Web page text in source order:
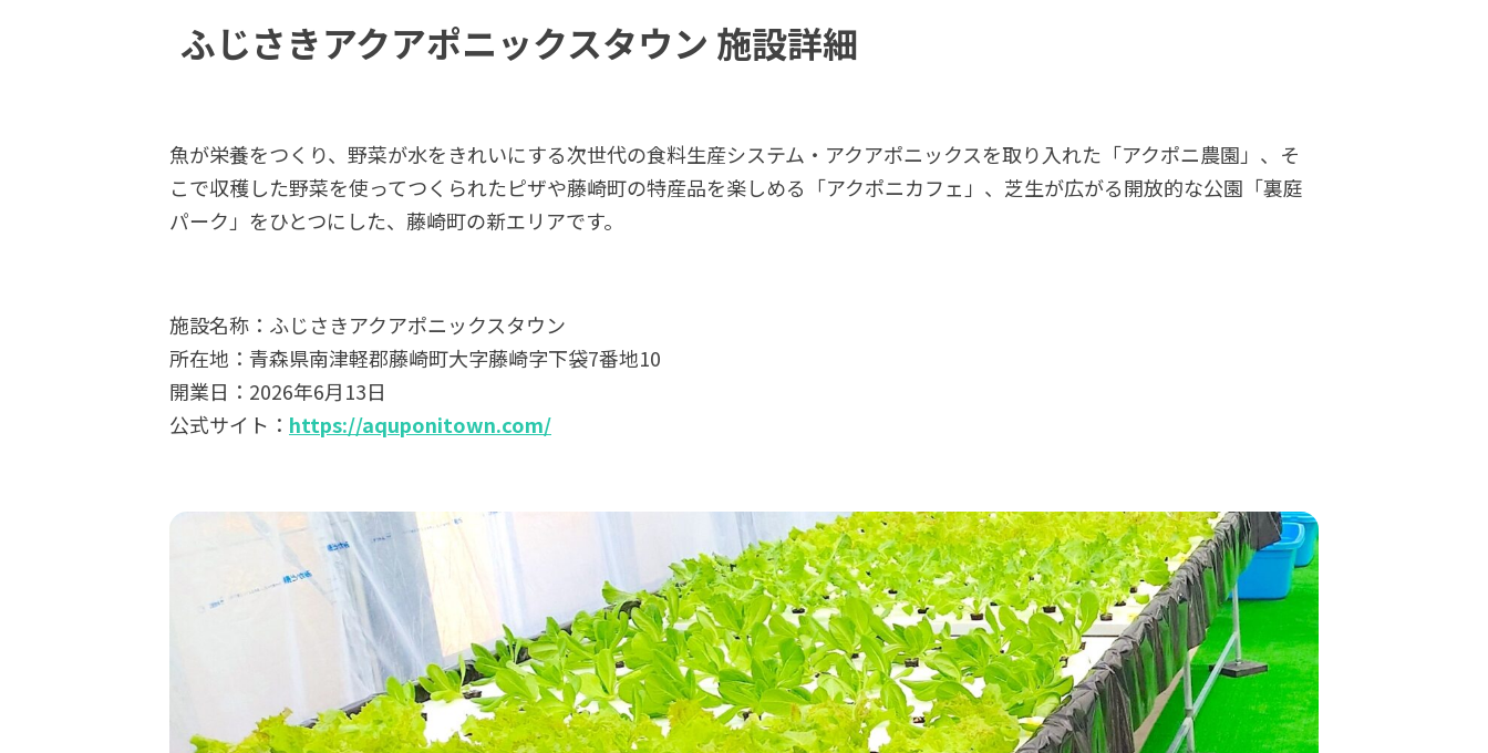
ふじさきアクアポニックスタウン 施設詳細
魚が栄養をつくり、野菜が水をきれいにする次世代の食料生産システム・アクアポニックスを取り入れた「アクポニ農園」、そ
こで収穫した野菜を使ってつくられたピザや藤崎町の特産品を楽しめる「アクポニカフェ」、芝生が広がる開放的な公園「裏庭
パーク」をひとつにした、藤崎町の新エリアです。
施設名称：ふじさきアクアポニックスタウン
所在地：青森県南津軽郡藤崎町大字藤崎字下袋7番地10
開業日：2026年6月13日
公式サイト： https://aquponitown.com/